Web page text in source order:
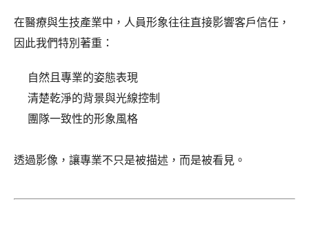
在醫療與生技產業中，人員形象往往直接影響客戶信任，
因此我們特別著重：
自然且專業的姿態表現
清楚乾淨的背景與光線控制
團隊一致性的形象風格
透過影像，讓專業不只是被描述，而是被看見。